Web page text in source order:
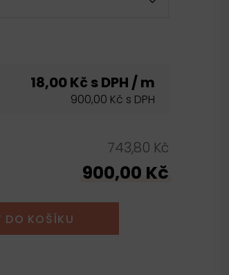
18,00 Kč s DPH / m
900,00 Kč s DPH
743,80 Kč
900,00 Kč
DO KOŠÍKU